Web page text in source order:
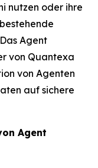
nutzen oder ihre
Agent
von Quantexa
von Agenten
auf sichere
Agent